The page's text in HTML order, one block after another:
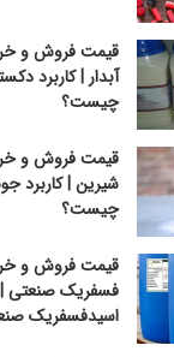
قیمت فروش و
آبدار | کاربرد
چیست؟
قیمت فروش و
شیرین | کاربرد
چیست؟
قیمت فروش و
فسفریک صنعتی |
اسیدفسفریک